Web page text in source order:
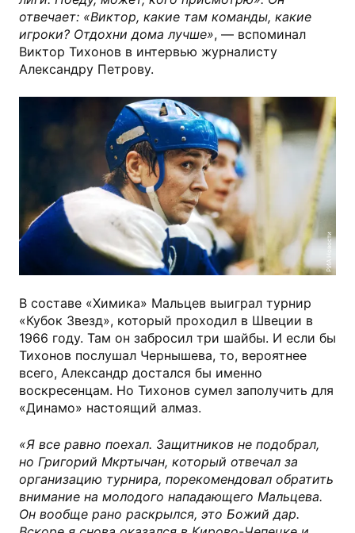
отвечает: «Виктор, какие там команды, какие
игроки? Отдохни дома лучше», — вспоминал
Виктор Тихонов в интервью журналисту
Александру Петрову.
РИА Новости
В составе «Химика» Мальцев выиграл турнир
«Кубок Звезд», который проходил в Швеции в
1966 году. Там он забросил три шайбы. И если бы
Тихонов послушал Чернышева, то, вероятнее
всего, Александр достался бы именно
воскресенцам. Но Тихонов сумел заполучить для
«Динамо» настоящий алмаз.
«Я все равно поехал. Защитников не подобрал,
но Григорий Мкртычан, который отвечал за
организацию турнира, порекомендовал обратить
внимание на молодого нападающего Мальцева.
Он вообще рано раскрылся, это Божий дар.